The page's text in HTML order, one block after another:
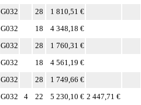
G032 28
1 810,51 €
G032 18
4 348,18 €
G032 28
1 760,31 €
G032 18
4 561,19 €
G032 28
1 749,66 €
G032 4 22 5 230,10 € 2 447,71 €